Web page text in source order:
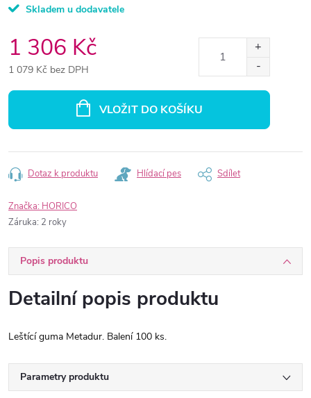
Skladem u dodavatele
1 306 Kč
1 079 Kč bez DPH
VLOŽIT DO KOŠÍKU
Dotaz k produktu Hlídací pes Sdílet
Značka: HORICO
Záruka: 2 roky
Popis produktu
Detailní popis produktu
Leštící guma Metadur. Balení 100 ks.
Parametry produktu